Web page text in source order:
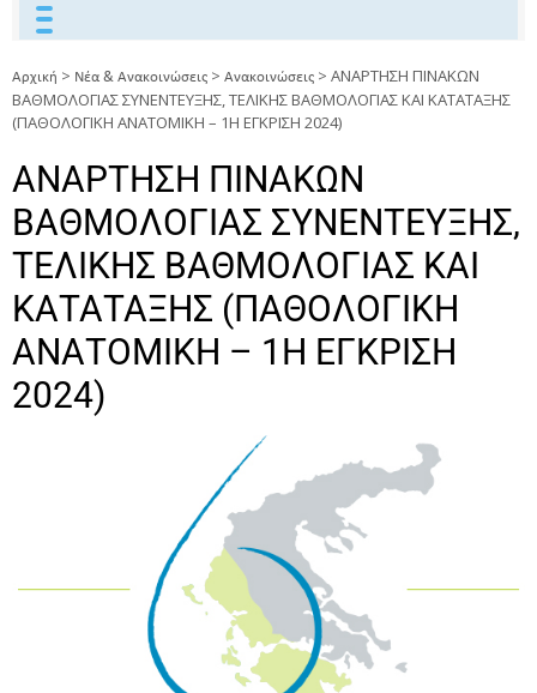
Αρχική > Νέα & Ανακοινώσεις > Ανακοινώσεις > ΑΝΑΡΤΗΣΗ ΠΙΝΑΚΩΝ
ΒΑΘΜΟΛΟΓΙΑΣ ΣΥΝΕΝΤΕΥΞΗΣ, ΤΕΛΙΚΗΣ ΒΑΘΜΟΛΟΓΙΑΣ ΚΑΙ ΚΑΤΑΤΑΞΗΣ
(ΠΑΘΟΛΟΓΙΚΗ ΑΝΑΤΟΜΙΚΗ – 1Η ΕΓΚΡΙΣΗ 2024)
ΑΝΑΡΤΗΣΗ ΠΙΝΑΚΩΝ
ΒΑΘΜΟΛΟΓΙΑΣ ΣΥΝΕΝΤΕΥΞΗΣ,
ΤΕΛΙΚΗΣ ΒΑΘΜΟΛΟΓΙΑΣ ΚΑΙ
ΚΑΤΑΤΑΞΗΣ (ΠΑΘΟΛΟΓΙΚΗ
ΑΝΑΤΟΜΙΚΗ – 1Η ΕΓΚΡΙΣΗ
2024)